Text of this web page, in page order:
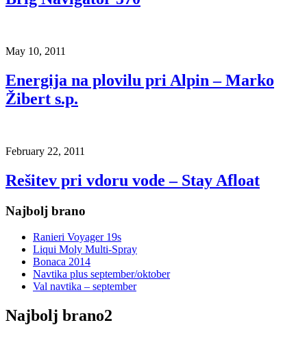
May 10, 2011
Energija na plovilu pri Alpin – Marko
Žibert s.p.
February 22, 2011
Rešitev pri vdoru vode – Stay Afloat
Najbolj brano
Ranieri Voyager 19s
Liqui Moly Multi-Spray
Bonaca 2014
Navtika plus september/oktober
Val navtika – september
Najbolj brano2